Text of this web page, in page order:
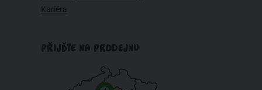
Kariéra
PŘIJĎTE NA PRODEJNU